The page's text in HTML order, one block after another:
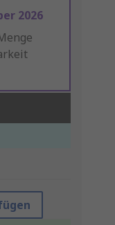
2026